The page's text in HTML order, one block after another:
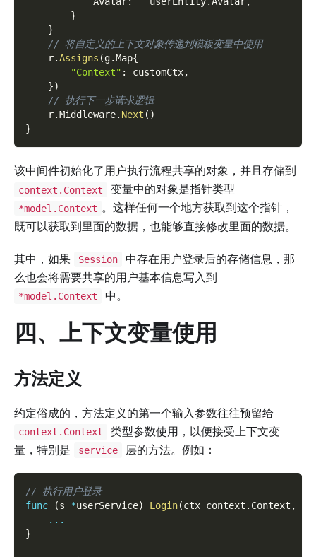
}
}
// 将自定义的上下文对象传递到模板变量中使用
    r
.Assigns (g.Map{
"Context" : customCtx,
})
// 执行下一步请求逻辑
    r
.Middleware. Next ( )
}
该中间件初始化了用户执行流程共享的对象，并且存储到
context.Context 变量中的对象是指针类型
*model.Context 。这样任何一个地方获取到这个指针，
既可以获取到里面的数据，也能够直接修改里面的数据。
其中，如果 Session
中存在用户登录后的存储信息，那
么也会将需要共享的用户基本信息写入到
*model.Context 中。
四、上下文变量使用
方法定义
约定俗成的，方法定义的第一个输入参数往往预留给
context.Context
类型参数使用，以便接受上下文变
量，特别是
service 层的方法。例如：
// 执行用户登录
func
(s *userService) Login(ctx context . Context ,
...
}